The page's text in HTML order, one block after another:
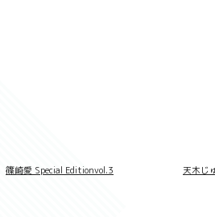
篠崎愛 Special Editionvol.3 天木じ